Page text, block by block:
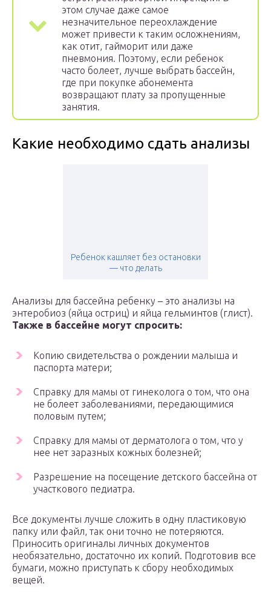
этом случае даже самое
незначительное переохлаждение
может привести к таким осложнениям,
как отит, гайморит или даже
пневмония. Поэтому, если ребенок
часто болеет, лучше выбрать бассейн,
где при покупке абонемента
возвращают плату за пропущенные
занятия.
Какие необходимо сдать анализы
Ребенок кашляет без остановки
— что делать
Анализы для бассейна ребенку – это анализы на
энтеробиоз (яйца остриц) и яйца гельминтов (глист).
Также в бассейне могут спросить:
Копию свидетельства о рождении малыша и
паспорта матери;
Справку для мамы от гинеколога о том, что она
не болеет заболеваниями, передающимися
половым путем;
Справку для мамы от дерматолога о том, что у
нее нет заразных кожных болезней;
Разрешение на посещение детского бассейна от
участкового педиатра.
Все документы лучше сложить в одну пластиковую
папку или файл, так они точно не потеряются.
Приносить оригиналы личных документов
необязательно, достаточно их копий. Подготовив все
бумаги, можно приступать к сбору необходимых
вещей.